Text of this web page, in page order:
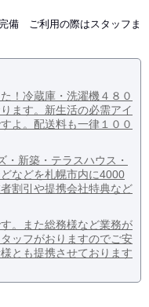
備 ご利用の際はスタッフま
！冷蔵庫・洗濯機４８０
ます。新生活の必需アイ
よ。配送料も一律１００
新築・テラスハウス・
などを札幌市内に4000
割引や提携会社特典など
。また総務様など業務が
ッフがおりますのでご安
とも提携させております